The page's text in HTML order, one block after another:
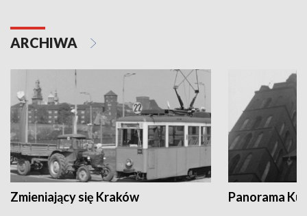
ARCHIWA
Zmieniający się Kraków Panorama